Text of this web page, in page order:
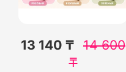
13 140 ₸ 14 600
₸